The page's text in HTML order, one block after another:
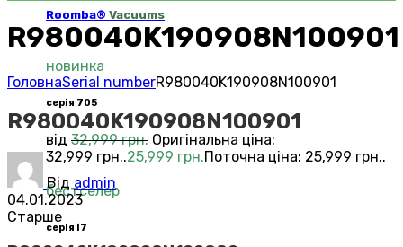
Roomba® Vacuums
новинка
серія 705
від 32,999грн. Оригінальна ціна:
32,999 грн..25,999 грн.Поточна ціна: 25,999 грн..
бестселер
серія i7
R980040K190908N100901
ГоловнаSerial numberR980040K190908N100901
R980040K190908N100901
Від admin
04.01.2023
Старше